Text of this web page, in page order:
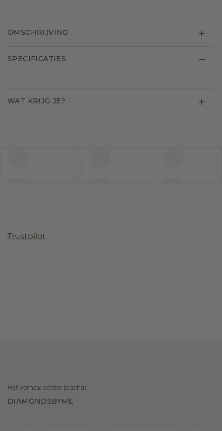
OMSCHRIJVING
SPECIFICATIES
WAT KRIJG JE?
Trustpilot
Het verhaal achter je schat
DIAMONDSBYME